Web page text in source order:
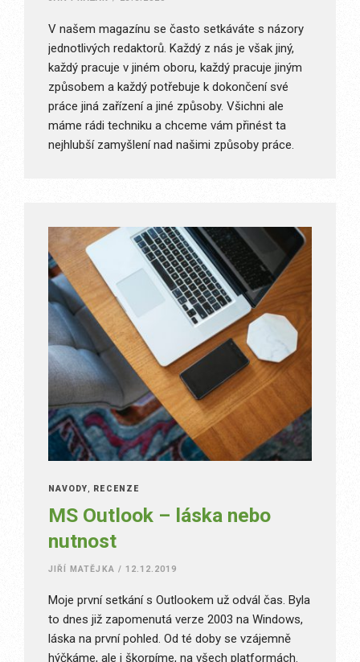
V našem magazínu se často setkáváte s názory
jednotlivých redaktorů. Každý z nás je však jiný,
každý pracuje v jiném oboru, každý pracuje jiným
způsobem a každý potřebuje k dokončení své
práce jiná zařízení a jiné způsoby. Všichni ale
máme rádi techniku a chceme vám přinést ta
nejhlubší zamyšlení nad našimi způsoby práce.
NÁVODY, RECENZE
MS Outlook – láska nebo
nutnost
JIŘÍ MATĚJKA / 12.12.2019
Moje první setkání s Outlookem už odvál čas. Byla
to dnes již zapomenutá verze 2003 na Windows,
láska na první pohled. Od té doby se vzájemně
hýčkáme, ale i škorpíme, na všech platformách.